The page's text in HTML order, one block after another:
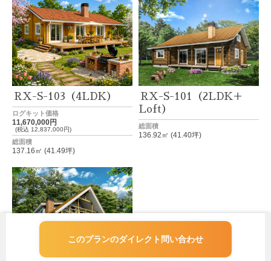
RX-S-103（4LDK）
ログキット価格
11,670,000円
(税込 12,837,000円)
総面積
137.16㎡ (41.49坪)
RX-S-101（2LDK＋
Loft）
総面積
136.92㎡ (41.40坪)
このプランのダイレクト問い合わせ